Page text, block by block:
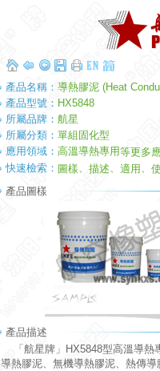
產品名稱： 導熱膠泥 (Heat
產品型號： HX5848
所屬品牌： 航星
所屬分類： 單組固化型
應用領域： 高溫導熱專用等更多
快速檢索： 圖樣、 描述、 適用、
產品圖樣
產品描述
「航星牌」HX5848型高溫導熱
導熱膠泥、無機導熱膠泥、熱傳